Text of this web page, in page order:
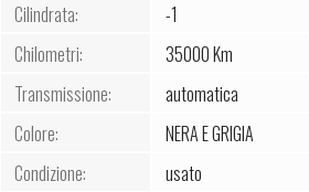
Cilindrata:
-1
Chilometri:
35000 Km
Transmissione:
automatica
Colore:
NERA E GRIGIA
Condizione:
usato